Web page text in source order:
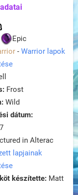
Epic
- Warrior lapok
Frost
Wild
dátum:
in Alterac
lapjainak
készítette: Matt